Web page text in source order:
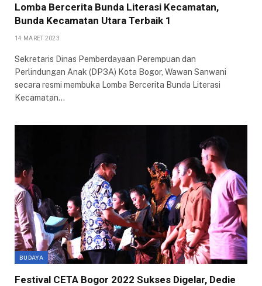
Lomba Bercerita Bunda Literasi Kecamatan,
Bunda Kecamatan Utara Terbaik 1
14 MARET 2023
Sekretaris Dinas Pemberdayaan Perempuan dan
Perlindungan Anak (DP3A) Kota Bogor, Wawan Sanwani
secara resmi membuka Lomba Bercerita Bunda Literasi
Kecamatan…
BUDAYA
Festival CETA Bogor 2022 Sukses Digelar, Dedie